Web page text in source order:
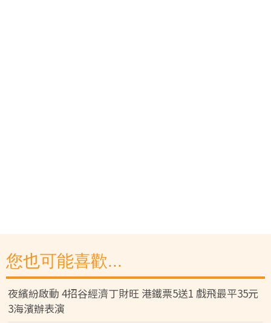
您也可能喜歡...
夜繽紛啟動 4招谷經濟丁財旺 港鐵票5送1 戲飛最平35元
3海濱辦表演